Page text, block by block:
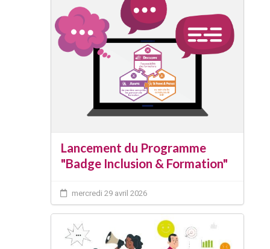
Lancement du Programme
"Badge Inclusion & Formation"
mercredi 29 avril 2026